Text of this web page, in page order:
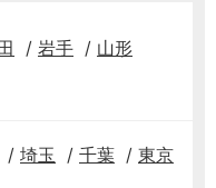
岩手
山形
埼玉 千葉
東京